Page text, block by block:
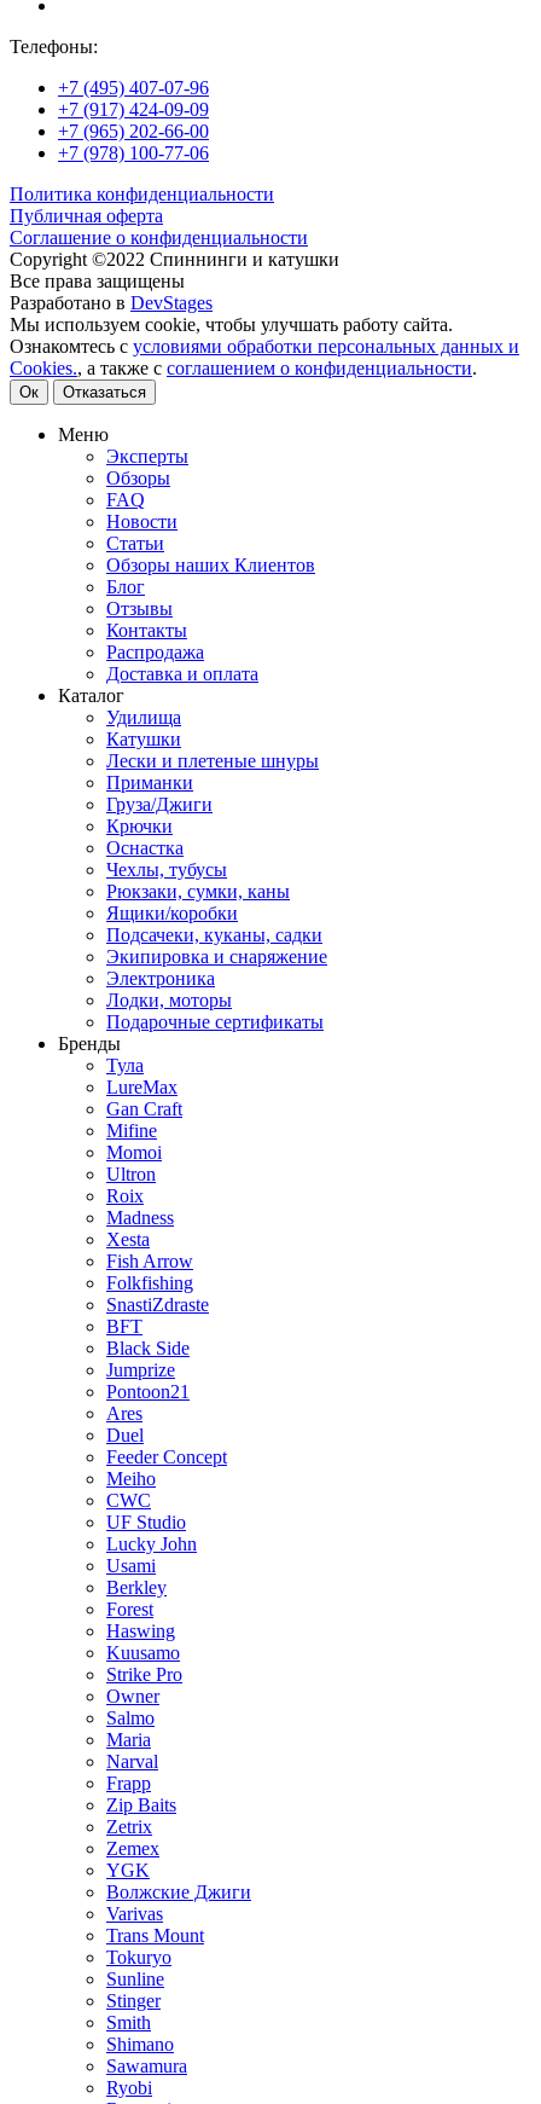
Телефоны:
+7 (495) 407-07-96
+7 (917) 424-09-09
+7 (965) 202-66-00
+7 (978) 100-77-06
Политика конфиденциальности
Публичная оферта
Соглашение о конфиденциальности
Copyright ©2022 Спиннинги и катушки
Все права защищены
Разработано в DevStages
Мы используем cookie, чтобы улучшать работу сайта.
Ознакомтесь с условиями обработки персональных данных и
Cookies., а также с соглашением о конфиденциальности.
Ок Отказаться
Меню
Эксперты
Обзоры
FAQ
Новости
Статьи
Обзоры наших Клиентов
Блог
Отзывы
Контакты
Распродажа
Доставка и оплата
Каталог
Удилища
Катушки
Лески и плетеные шнуры
Приманки
Груза/Джиги
Крючки
Оснастка
Чехлы, тубусы
Рюкзаки, сумки, каны
Ящики/коробки
Подсачеки, куканы, садки
Экипировка и снаряжение
Электроника
Лодки, моторы
Подарочные сертификаты
Бренды
Тула
LureMax
Gan Craft
Mifine
Momoi
Ultron
Roix
Madness
Xesta
Fish Arrow
Folkfishing
SnastiZdraste
BFT
Black Side
Jumprize
Pontoon21
Ares
Duel
Feeder Concept
Meiho
CWC
UF Studio
Lucky John
Usami
Berkley
Forest
Haswing
Kuusamo
Strike Pro
Owner
Salmo
Maria
Narval
Frapp
Zip Baits
Zetrix
Zemex
YGK
Волжские Джиги
Varivas
Trans Mount
Tokuryo
Sunline
Stinger
Smith
Shimano
Sawamura
Ryobi